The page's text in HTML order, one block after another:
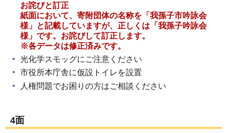
お詫びと訂正
紙面において、寄附団体の名称を「我孫子市吟詠会
様」と記載していますが、正しくは「我孫子吟詠会
様」です。お詫びして訂正します。
※各データは修正済みです。
光化学スモッグにご注意ください
市役所本庁舎に仮設トイレを設置
人権問題でお困りの方はご相談ください
4面